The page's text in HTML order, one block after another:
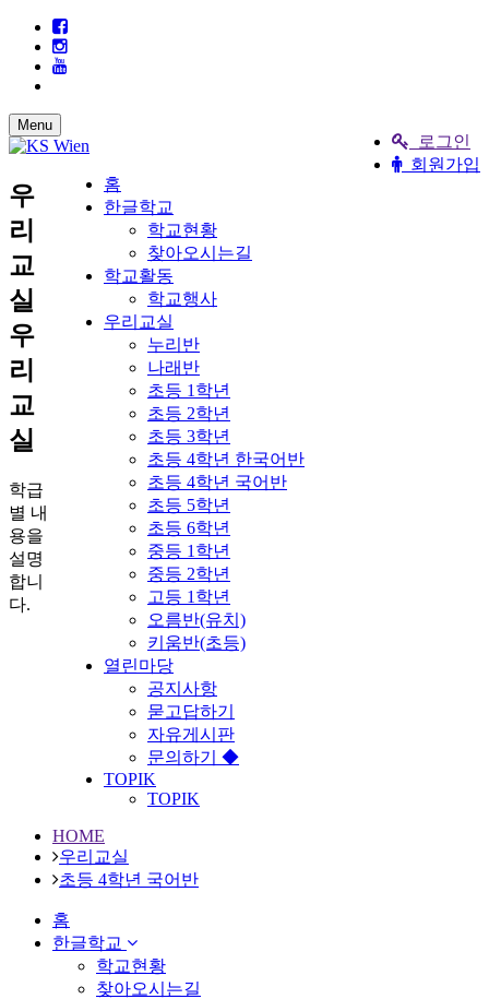
로그인
회원가입
Menu
홈
한글학교
학교현황
찾아오시는길
학교활동
학교행사
우리교실
누리반
나래반
초등 1학년
초등 2학년
초등 3학년
초등 4학년 한국어반
초등 4학년 국어반
초등 5학년
초등 6학년
중등 1학년
중등 2학년
고등 1학년
오름반(유치)
키움반(초등)
열린마당
공지사항
묻고답하기
자유게시판
문의하기 ◆
TOPIK
TOPIK
우
리
교
실
우
리
교
실
학급
별 내
용을
설명
합니
다.
HOME
우리교실
초등 4학년 국어반
홈
한글학교
학교현황
찾아오시는길